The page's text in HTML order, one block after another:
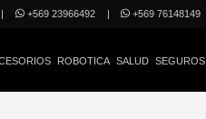
| +569 23966492 | +569 76148149
ROBOTICA SALUD SEGUROS